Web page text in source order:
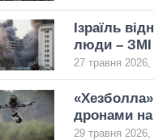
Ізраїль
люди – ЗМІ
27 травня 2026,
«Хезболла»
дронами на
29 травня 2026,